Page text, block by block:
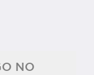
NO